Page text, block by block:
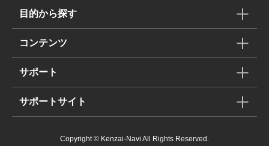
目的から探す
コンテンツ
サポート
サポートサイト
Copyright © Kenzai-Navi All Rights Reserved.